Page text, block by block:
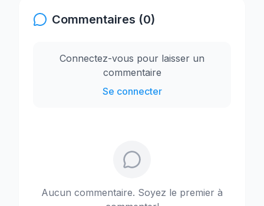
Commentaires (0)
Connectez-vous pour laisser un
commentaire
Se connecter
Aucun commentaire. Soyez le premier à